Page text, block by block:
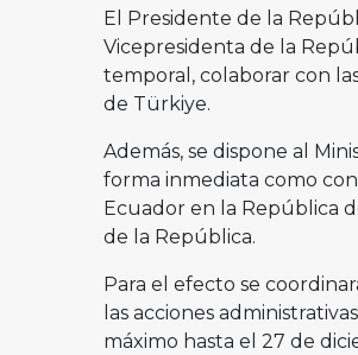
El Presidente de la
Vicepresidenta de la
temporal, colaborar con
de Türkiye.
Además, se dispone al
forma inmediata como
Ecuador en la República
de la República.
Para el efecto se
las acciones
máximo hasta el 27 de